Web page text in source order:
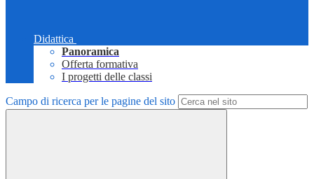
Didattica
Panoramica
Offerta formativa
I progetti delle classi
Campo di ricerca per le pagine del sito